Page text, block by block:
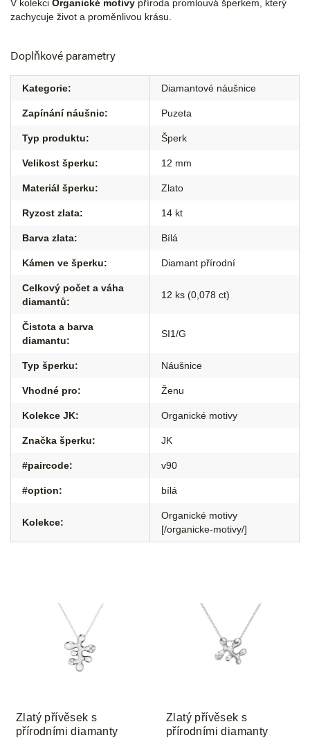
V kolekci Organické motivy příroda promlouvá šperkem, který
zachycuje život a proměnlivou krásu.
Doplňkové parametry
Kategorie: Diamantové náušnice
Zapínání náušnic: Puzeta
Typ produktu: Šperk
Velikost šperku: 12 mm
Materiál šperku: Zlato
Ryzost zlata: 14 kt
Barva zlata: Bílá
Kámen ve šperku: Diamant přírodní
Celkový počet a váha
diamantů:
12 ks (0,078 ct)
Čistota a barva
diamantu:
SI1/G
Typ šperku: Náušnice
Vhodné pro: Ženu
Kolekce JK: Organické motivy
Značka šperku: JK
#paircode: v90
#option: bílá
Kolekce:
Organické motivy
[/organicke-motivy/]
Zlatý přívěsek s
přírodními diamanty
Zlatý přívěsek s
přírodními diamanty